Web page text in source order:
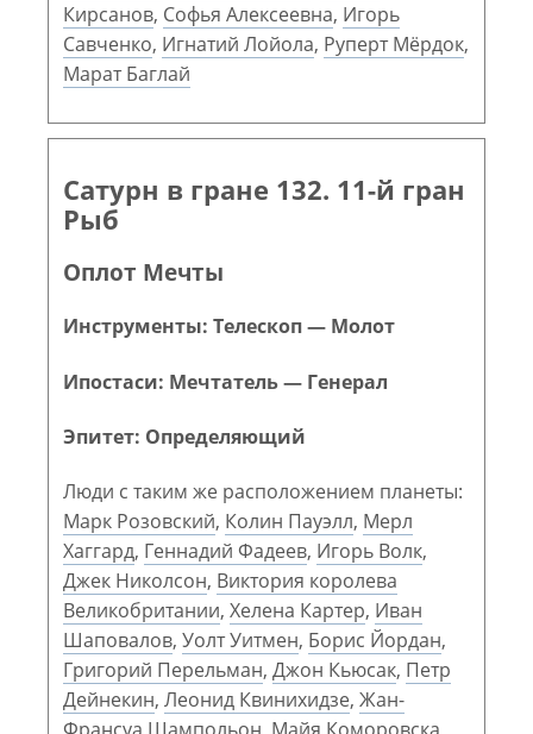
Кирсанов, Софья Алексеевна, Игорь
Савченко, Игнатий Лойола, Руперт Мёрдок,
Марат Баглай
Сатурн в гране 132. 11-й гран
Рыб
Оплот Мечты
Инструменты: Телескоп — Молот
Ипостаси: Мечтатель — Генерал
Эпитет: Определяющий
Люди с таким же расположением планеты:
Марк Розовский, Колин Пауэлл, Мерл
Хаггард, Геннадий Фадеев, Игорь Волк,
Джек Николсон, Виктория королева
Великобритании, Хелена Картер, Иван
Шаповалов, Уолт Уитмен, Борис Йордан,
Григорий Перельман, Джон Кьюсак, Петр
Дейнекин, Леонид Квинихидзе, Жан-